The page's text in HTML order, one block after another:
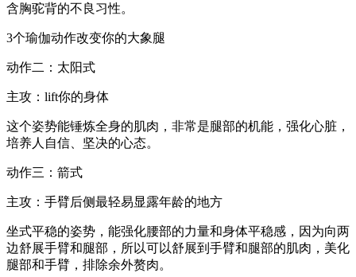
含胸驼背的不良习性。
3个瑜伽动作改变你的大象腿
动作二：太阳式
主攻：lift你的身体
这个姿势能锤炼全身的肌肉，非常是腿部的机能，强化心脏，
培养人自信、坚决的心态。
动作三：箭式
主攻：手臂后侧最轻易显露年龄的地方
坐式平稳的姿势，能强化腰部的力量和身体平稳感，因为向两
边舒展手臂和腿部，所以可以舒展到手臂和腿部的肌肉，美化
腿部和手臂，排除余外赘肉。